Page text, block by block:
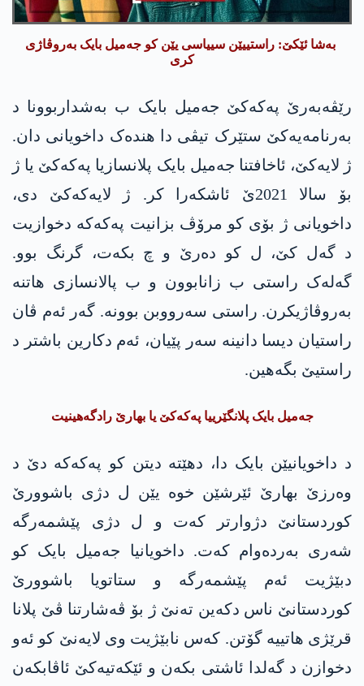
بەشا ئێکێ: راستییێن سییاسی یێن کو جەمیل بایک بەروڤاژی
کری
رێڤەبەرێ پەکەکێ جەمیل بایک ب بەشداربوونا د
بەرنامەیەکێ ستێرک تیڤی دا ھندەک داخویانی دان.
ژ لایەکێ، ئاخافتنا جەمیل بایک پلانسازیا پەکەکێ یا ژ
بۆ سالا 2021ێ ئاشکەرا کر. ژ لایەکەکێ دی،
داخویانی ژ بۆی کو مرۆڤ بزانیت پەکەکە دخوازیت
د گەل کێ، ل کو دەرێ و چ بکەت، گرنگ بوو.
گەلەک راستی ب زانابوون و ب پالانسازی ھاتنە
بەروڤاژیکرن. راستی سەرووبن بوونە. گەر ئەم ڤان
راستیان دیسا دانینە سەر پێیان، ئەم دکارین باشتر د
راستیێ بگەهین.
جەمیل بایک پلانگێرییا پەکەکێ یا بھارێ رادگەھینیت
د داخویانیێن بایک دا، دهێتە دیتن کو پەکەکە دێ د
وەرزێ بھارێ ئێرشێن خوە یێن ل دژی باشوورێ
کوردستانێ دژوارتر کەت و ل دژی پێشمەرگە
شەری بەردەوام کەت. داخویانیا جەمیل بایک کو
دبێژیت ئەم پێشمەرگە و ستاتویا باشوورێ
کوردستانێ ناس دکەین تەنێ ژ بۆ ڤەشارتنا ڤێ پلانا
قرێژی ھاتییە گۆتن. کەس نابێژیت وی لایەنێ کو ئەو
دخوازن د گەلدا ئاشتی بکەن و ئێکەتیەکێ ئاڤابکەن